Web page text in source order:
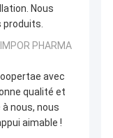
Nous
PHARMA
avec
qualité et
nous, nous
aimable !